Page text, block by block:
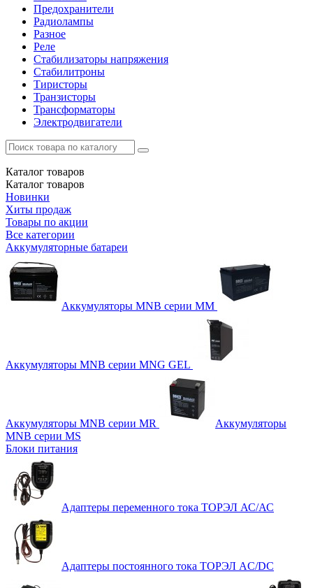
Предохранители
Радиолампы
Разное
Реле
Стабилизаторы напряжения
Стабилитроны
Тиристоры
Транзисторы
Трансформаторы
Электродвигатели
Каталог товаров
Каталог товаров
Новинки
Хиты продаж
Товары по акции
Все категории
Аккумуляторные батареи
Аккумуляторы MNB серии MM
Аккумуляторы MNB серии MNG GEL
Аккумуляторы MNB серии MR
Аккумуляторы
MNB серии MS
Блоки питания
Адаптеры переменного тока ТОРЭЛ АС/АС
Адаптеры постоянного тока ТОРЭЛ AC/DC